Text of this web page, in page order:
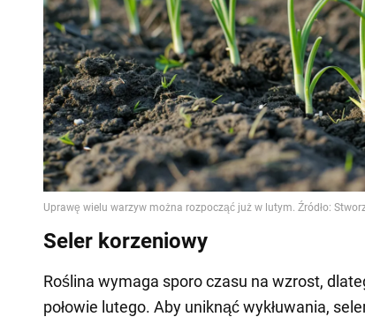
Seler korzeniowy
Roślina wymaga sporo czasu na wzrost,
połowie lutego. Aby uniknąć wykłuwania,